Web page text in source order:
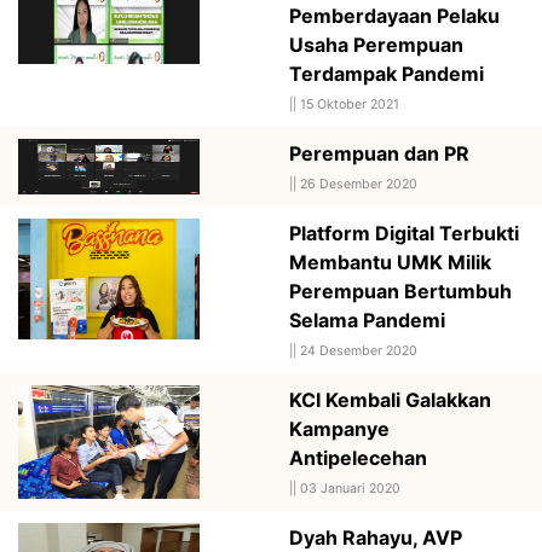
Pemberdayaan Pelaku
Usaha Perempuan
Terdampak Pandemi
15 Oktober 2021
Perempuan dan PR
26 Desember 2020
Platform Digital Terbukti
Membantu UMK Milik
Perempuan Bertumbuh
Selama Pandemi
24 Desember 2020
KCI Kembali Galakkan
Kampanye
Antipelecehan
03 Januari 2020
Dyah Rahayu, AVP